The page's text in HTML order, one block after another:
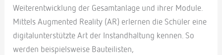
Weiterentwicklung der Gesamtanlage und ihrer Module.
Mittels Augmented Reality (AR) erlernen die Schüler eine
digitalunterstützte Art der Instandhaltung kennen. So
werden beispielsweise Bauteilisten,